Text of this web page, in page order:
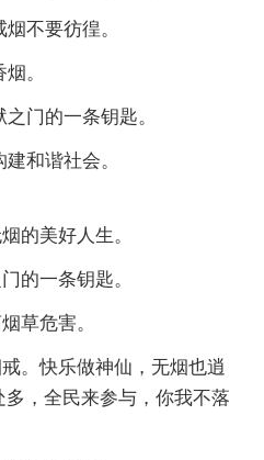
不要彷徨。
。
门的一条钥匙。
和谐社会。
的美好人生。
的一条钥匙。
草危害。
。快乐做神仙，无烟也逍
，全民来参与，你我不落